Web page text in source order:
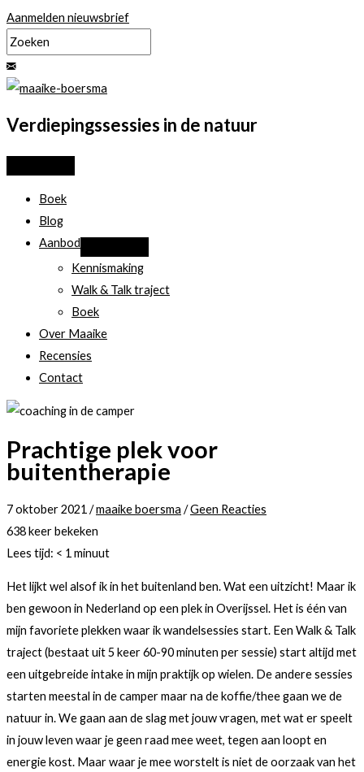
Ga
naar
de
inhoud
Aanmelden nieuwsbrief
Verdiepingssessies in de natuur
Boek
Blog
Aanbod
Kennismaking
Walk & Talk traject
Boek
Over Maaike
Recensies
Contact
Prachtige plek voor
buitentherapie
7 oktober 2021 /maaike boersma /Geen Reacties
638 keer bekeken
Lees tijd: < 1 minuut
Het lijkt wel alsof ik in het buitenland ben. Wat een uitzicht! Maar ik
ben gewoon in Nederland op een plek in Overijssel. Het is één van
mijn favoriete plekken waar ik wandelsessies start. Een Walk & Talk
traject (bestaat uit 5 keer 60-90 minuten per sessie) start altijd met
een uitgebreide intake in mijn praktijk op wielen. De andere sessies
starten meestal in de camper maar na de koffie/thee gaan we de
natuur in. We gaan aan de slag met jouw vragen, met wat er speelt
in jouw leven waar je geen raad mee weet, tegen aan loopt en
energie kost. Maar waar je mee worstelt is niet de oorzaak van het